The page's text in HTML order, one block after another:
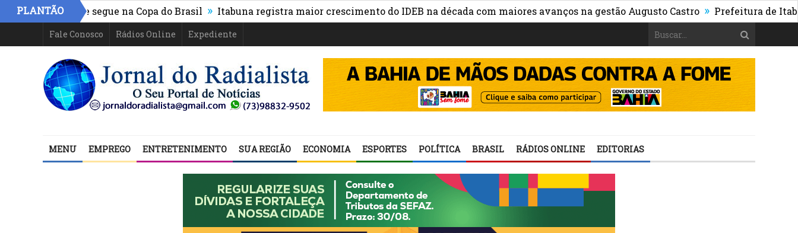
PLANTÃO
PR e segue na Copa do Brasil » Itabuna registra maior crescimento do IDEB na década com maiores avanços na gestão Augusto Castro » Prefeitura de Itabuna
Fale Conosco Rádios Online Expediente
MENU EMPREGO ENTRETENIMENTO SUA REGIÃO ECONOMIA ESPORTES POLÍTICA BRASIL RÁDIOS ONLINE EDITORIAS